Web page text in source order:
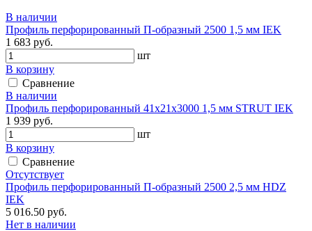
В наличии
Профиль перфорированный П-образный 2500 1,5 мм IEK
1 683 руб.
шт
В корзину
Сравнение
В наличии
Профиль перфорированный 41х21х3000 1,5 мм STRUT IEK
1 939 руб.
шт
В корзину
Сравнение
Отсутствует
Профиль перфорированный П-образный 2500 2,5 мм HDZ
IEK
5 016.50 руб.
Нет в наличии